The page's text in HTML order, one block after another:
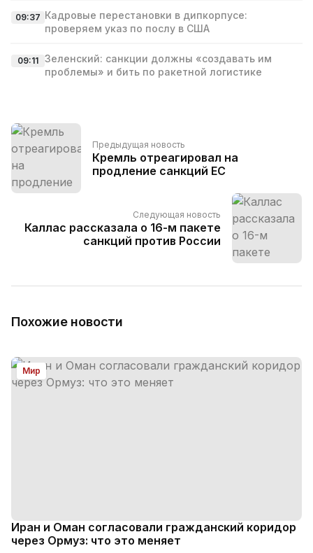
09:37 Кадровые перестановки в дипкорпусе:
проверяем указ по послу в США
09:11 Зеленский: санкции должны «создавать им
проблемы» и бить по ракетной логистике
Предыдущая новость
Кремль отреагировал на
продление санкций ЕС
Следующая новость
Каллас рассказала о 16-м пакете
санкций против России
Похожие новости
Мир
Иран и Оман согласовали гражданский коридор
через Ормуз: что это меняет